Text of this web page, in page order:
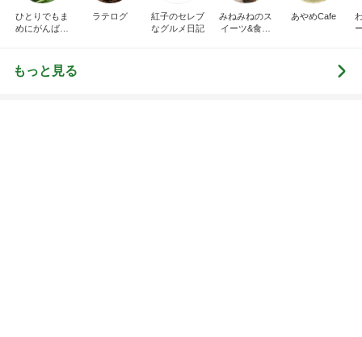
ひとりでもま
めにがんばる
ラテログ
紅子のセレブ
なグルメ日記
みねみねのス
イーツ&食パ
あやめCafe
もっと見る